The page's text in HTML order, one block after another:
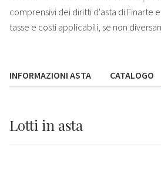
comprensivi dei diritti d'asta di Finarte
tasse e costi applicabili, se non
INFORMAZIONI ASTA CATALOGO
Lotti in asta